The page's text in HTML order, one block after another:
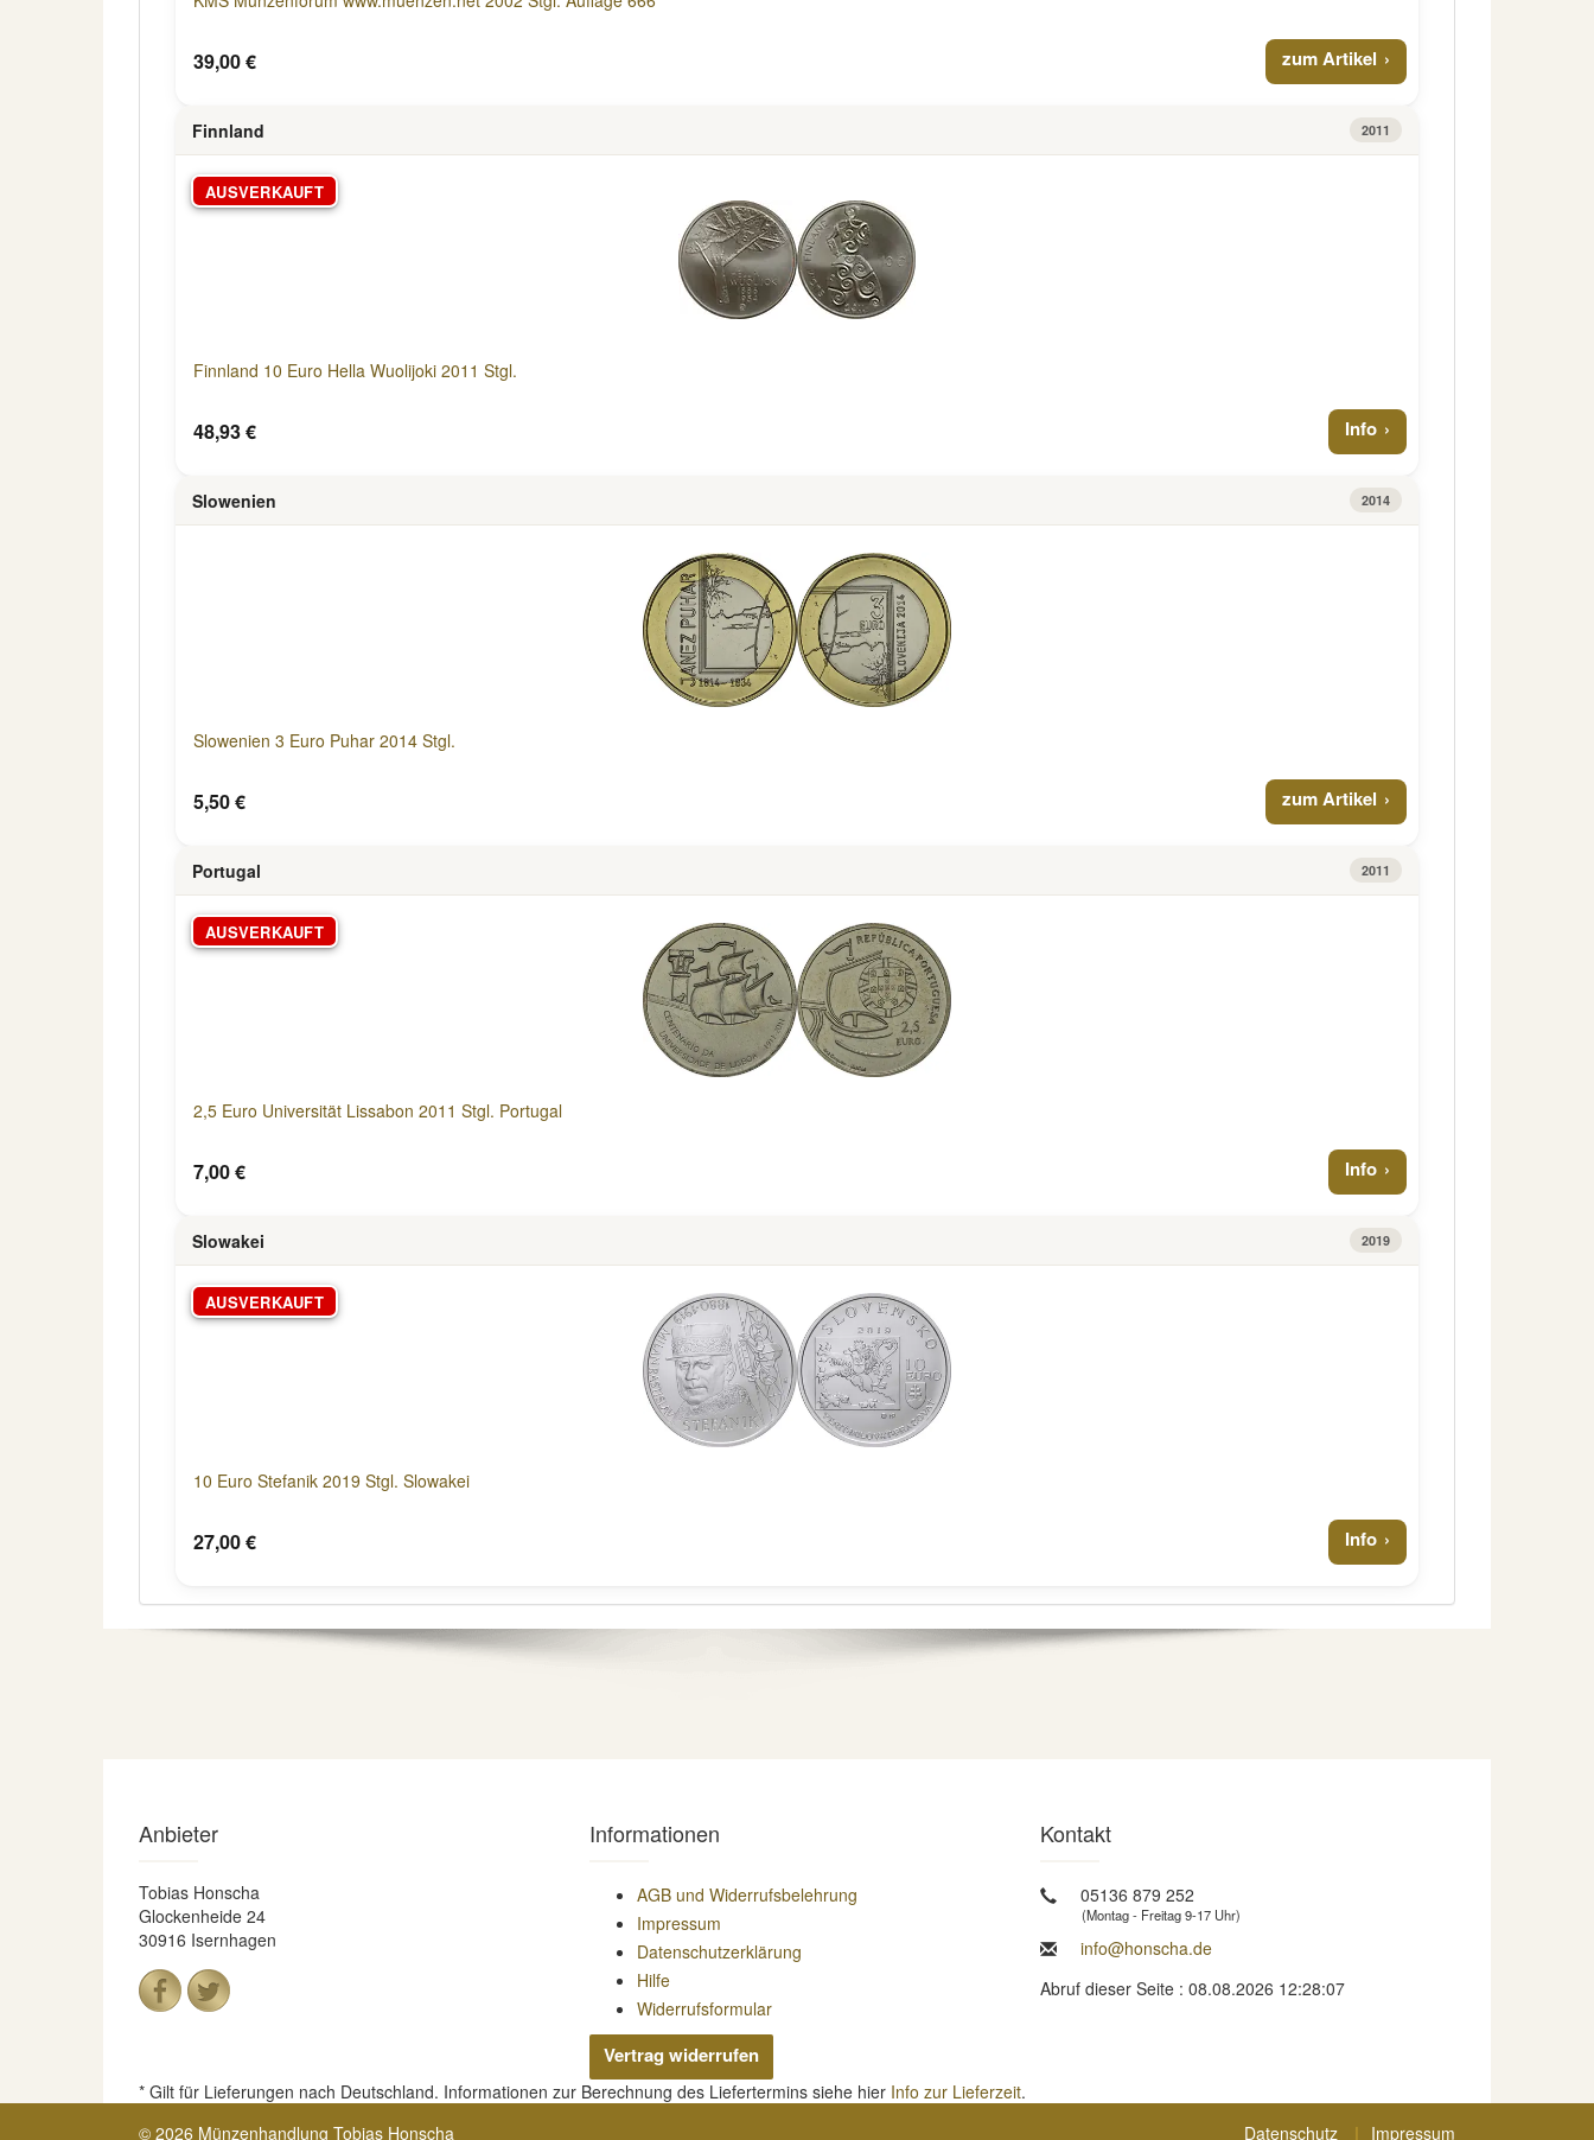
39,00 € zum Artikel
Finnland 2011
AUSVERKAUFT
Finnland 10 Euro Hella Wuolijoki 2011 Stgl.
48,93 € Info
Slowenien 2014
Slowenien 3 Euro Puhar 2014 Stgl.
5,50 € zum Artikel
Portugal 2011
AUSVERKAUFT
2,5 Euro Universität Lissabon 2011 Stgl. Portugal
7,00 € Info
Slowakei 2019
AUSVERKAUFT
10 Euro Stefanik 2019 Stgl. Slowakei
27,00 € Info
Anbieter
Tobias Honscha
Glockenheide 24
30916 Isernhagen
Informationen
AGB und Widerrufsbelehrung
Impressum
Datenschutzerklärung
Hilfe
Widerrufsformular
Vertrag widerrufen
Kontakt
05136 879 252
(Montag - Freitag 9-17 Uhr)
info@honscha.de
Abruf dieser Seite : 08.08.2026 12:28:07
* Gilt für Lieferungen nach Deutschland. Informationen zur Berechnung des Liefertermins siehe hier Info zur Lieferzeit.
© 2026 Münzenhandlung Tobias Honscha
Datenschutz Impressum